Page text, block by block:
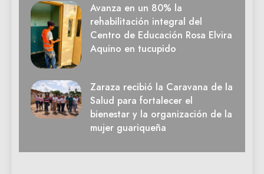
Avanza en un 80% la
rehabilitación integral del
Centro de Educación Rosa Elvira
Aquino en tucupido
Zaraza recibió la Caravana de la
Salud para fortalecer el
bienestar y la organización de la
mujer guariqueña